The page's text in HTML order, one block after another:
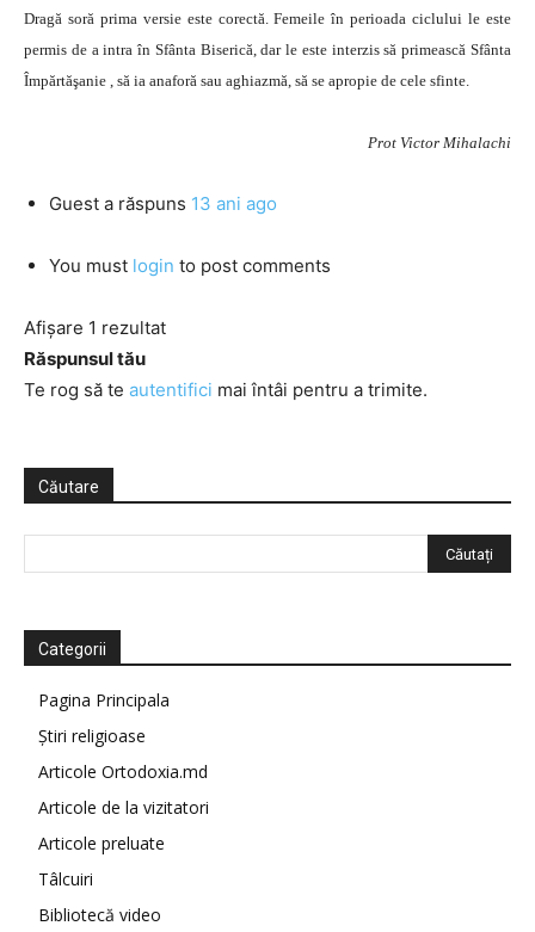
Dragă soră prima versie este corectă. Femeile în perioada ciclului le este
permis de a intra în Sfânta Biserică, dar le este interzis să primească Sfânta
Împărtăşanie , să ia anaforă sau aghiazmă, să se apropie de cele sfinte.
Prot Victor Mihalachi
Guest a răspuns 13 ani ago
You must login to post comments
Afișare 1 rezultat
Răspunsul tău
Te rog să te autentifici mai întâi pentru a trimite.
Căutare
Categorii
Pagina Principala
Știri religioase
Articole Ortodoxia.md
Articole de la vizitatori
Articole preluate
Tâlcuiri
Bibliotecă video